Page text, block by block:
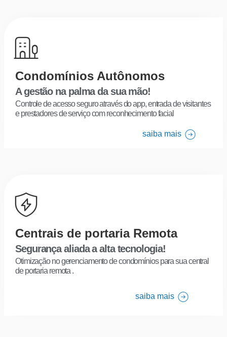
Condomínios Autônomos
A gestão na palma da sua mão!
Controle de acesso seguro através do app, entrada de visitantes
e prestadores de serviço com reconhecimento facial
saiba mais
Centrais de portaria Remota
Segurança aliada a alta tecnologia!
Otimização no gerenciamento de condomínios para sua central
de portaria remota .
saiba mais